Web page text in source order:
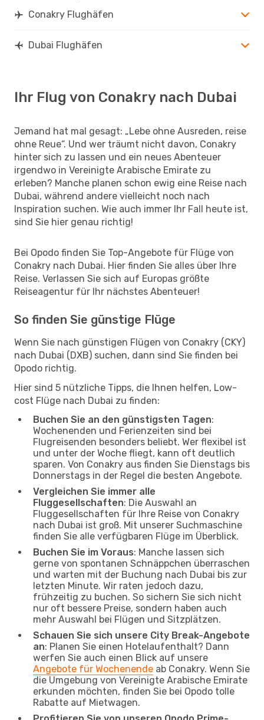
Conakry Flughäfen
Dubai Flughäfen
Ihr Flug von Conakry nach Dubai
Jemand hat mal gesagt: „Lebe ohne Ausreden, reise
ohne Reue“. Und wer träumt nicht davon, Conakry
hinter sich zu lassen und ein neues Abenteuer
irgendwo in Vereinigte Arabische Emirate zu
erleben? Manche planen schon ewig eine Reise nach
Dubai, während andere vielleicht noch nach
Inspiration suchen. Wie auch immer Ihr Fall heute ist,
sind Sie hier genau richtig!
Bei Opodo finden Sie Top-Angebote für Flüge von
Conakry nach Dubai. Hier finden Sie alles über Ihre
Reise. Verlassen Sie sich auf Europas größte
Reiseagentur für Ihr nächstes Abenteuer!
So finden Sie günstige Flüge
Wenn Sie nach günstigen Flügen von Conakry (CKY)
nach Dubai (DXB) suchen, dann sind Sie finden bei
Opodo richtig.
Hier sind 5 nützliche Tipps, die Ihnen helfen, Low-
cost Flüge nach Dubai zu finden:
Buchen Sie an den günstigsten Tagen:
Wochenenden und Ferienzeiten sind bei
Flugreisenden besonders beliebt. Wer flexibel ist
und unter der Woche fliegt, kann oft deutlich
sparen. Von Conakry aus finden Sie Dienstags bis
Donnerstags in der Regel die besten Angebote.
Vergleichen Sie immer alle
Fluggesellschaften: Die Auswahl an
Fluggesellschaften für Ihre Reise von Conakry
nach Dubai ist groß. Mit unserer Suchmaschine
finden Sie alle verfügbaren Flüge im Überblick.
Buchen Sie im Voraus: Manche lassen sich
gerne von spontanen Schnäppchen überraschen
und warten mit der Buchung nach Dubai bis zur
letzten Minute. Wir raten jedoch dazu,
frühzeitig zu buchen. So sichern Sie sich nicht
nur oft bessere Preise, sondern haben auch
mehr Auswahl bei Flügen und Sitzplätzen.
Schauen Sie sich unsere City Break-Angebote
an: Planen Sie einen Hotelaufenthalt? Dann
werfen Sie auch einen Blick auf unsere
Angebote für Wochenende ab Conakry. Wenn Sie
die Umgebung von Vereinigte Arabische Emirate
erkunden möchten, finden Sie bei Opodo tolle
Rabatte auf Mietwagen.